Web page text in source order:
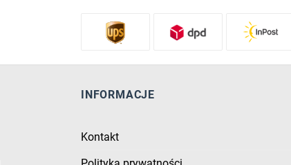
INFORMACJE
Kontakt